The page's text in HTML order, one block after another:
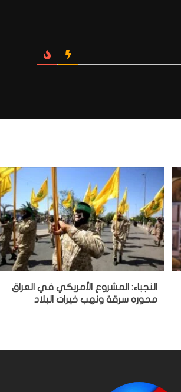
النجباء: المشروع الأمريكي في العراق
محوره سرقة ونهب خيرات البلاد